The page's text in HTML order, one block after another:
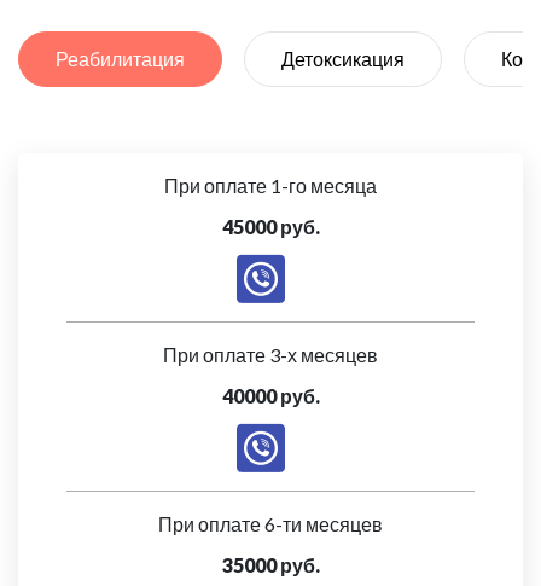
Реабилитация Детоксикация
При оплате 1-го месяца
45000 руб.
При оплате 3-х месяцев
40000 руб.
При оплате 6-ти месяцев
35000 руб.